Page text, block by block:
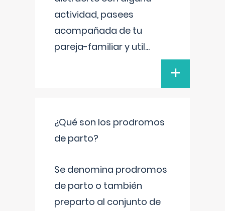
actividad, pasees
acompañada de tu
pareja-familiar y util...
+
¿Qué son los prodromos
de parto?
Se denomina prodromos
de parto o también
preparto al conjunto de